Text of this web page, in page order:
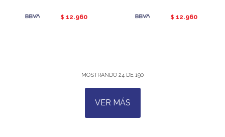
$ 12.960 $ 12.960
MOSTRANDO 24 DE 190
VER MÁS